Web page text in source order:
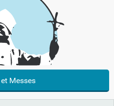
Messes